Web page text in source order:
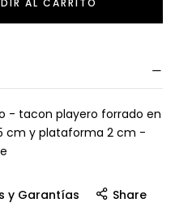
- tacon playero forrado en
cm y plataforma 2 cm -
y Garantías Share